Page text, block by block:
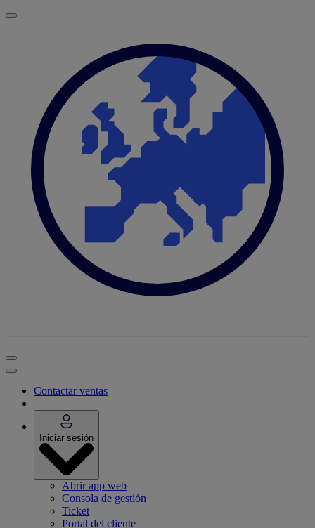
Contactar ventas
Iniciar sesión
Abrir app web
Consola de gestión
Ticket
Portal del cliente